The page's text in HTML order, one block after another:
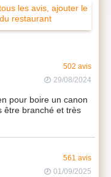
les avis, ajouter le
restaurant
502 avis
29/08/2024
pour boire un canon
être branché et très
561 avis
01/09/2025